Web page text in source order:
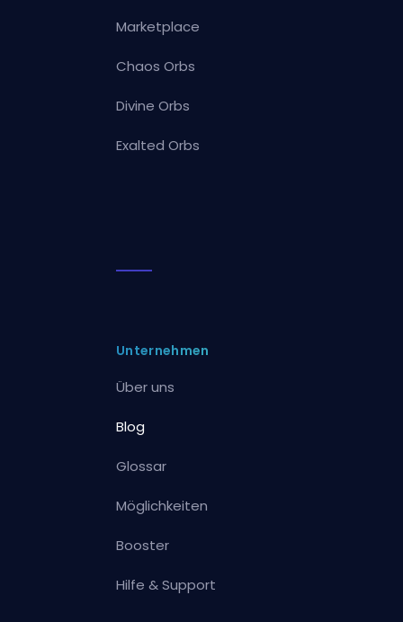
Marketplace
Chaos Orbs
Divine Orbs
Exalted Orbs
Unternehmen
Über uns
Blog
Glossar
Möglichkeiten
Booster
Hilfe & Support